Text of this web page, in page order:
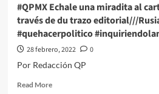
#QPMX Echale una miradita al
través de du trazo editorial///
#quehacerpolitico
28 febrero, 2022
0
Por Redacción QP
Read MoreRead